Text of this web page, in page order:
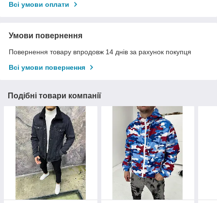
Всі умови оплати
Умови повернення
Повернення товару впродовж 14 днів за рахунок покупця
Всі умови повернення
Подібні товари компанії